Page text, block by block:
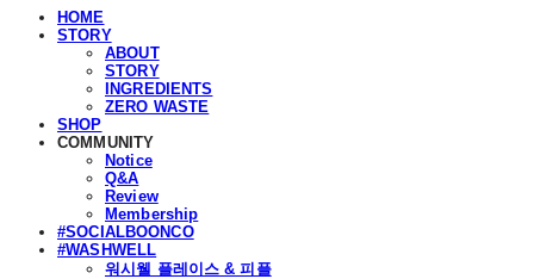
HOME
STORY
ABOUT
STORY
INGREDIENTS
ZERO WASTE
SHOP
COMMUNITY
Notice
Q&A
Review
Membership
#SOCIALBOONCO
#WASHWELL
워시웰 플레이스 & 피플